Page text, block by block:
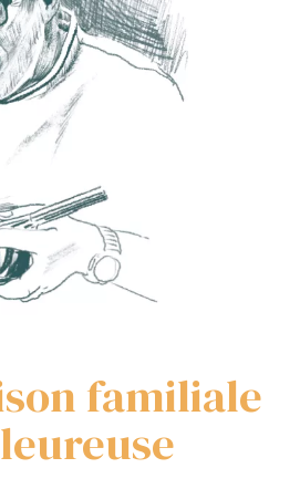
familiale